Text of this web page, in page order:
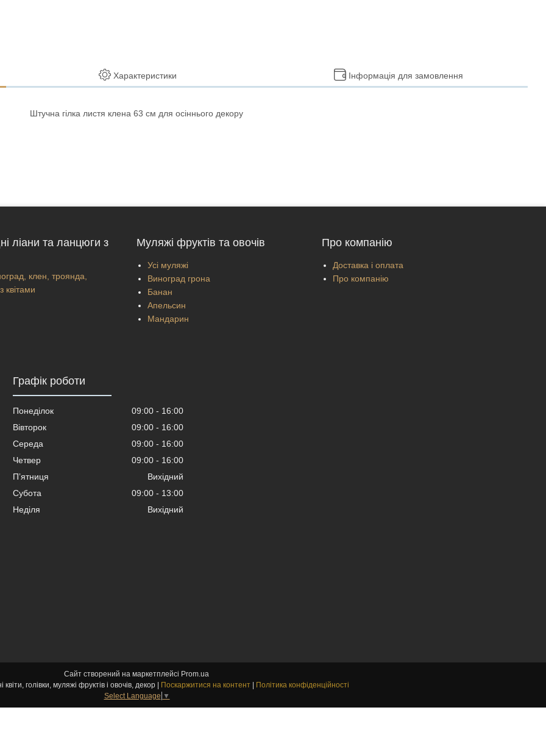
Характеристики Інформація для замовлення
Штучна гілка листя клена 63 см для осіннього декору
ліани та ланцюги з
клен, троянда,
квітами
Муляжі фруктів та овочів
Усі муляжі
Виноград грона
Банан
Апельсин
Мандарин
Про компанію
Доставка і оплата
Про компанію
Графік роботи
Понеділок 09:00
16:00
Вівторок
09:00
16:00
Середа
09:00
16:00
Четвер
09:00
16:00
Пʼятниця
Вихідний
Субота
09:00
13:00
Неділя
Вихідний
Сайт створений на маркетплейсі Prom.ua
kvitu-opt.com.ua Штучні квіти, голівки, муляжі фруктів і овочів, декор | Поскаржитися на контент | Політика конфіденційності
Select Language ▼